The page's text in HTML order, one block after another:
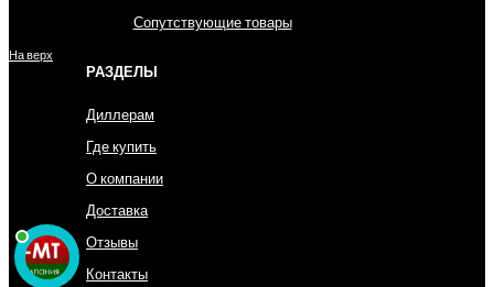
Сопутствующие товары
На верх
РАЗДЕЛЫ
Диллерам
Где купить
О компании
Доставка
Отзывы
Контакты